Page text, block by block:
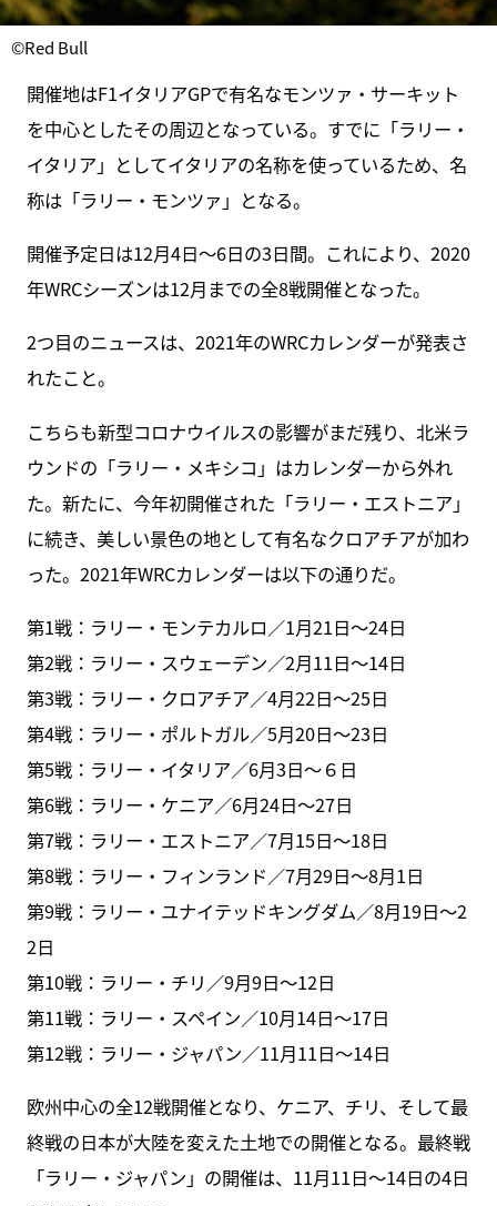
©Red Bull
開催地はF1イタリアGPで有名なモンツァ・サーキット
を中心としたその周辺となっている。すでに「ラリー・
イタリア」としてイタリアの名称を使っているため、名
称は「ラリー・モンツァ」となる。
開催予定日は12月4日～6日の3日間。これにより、2020
年WRCシーズンは12月までの全8戦開催となった。
2つ目のニュースは、2021年のWRCカレンダーが発表さ
れたこと。
こちらも新型コロナウイルスの影響がまだ残り、北米ラ
ウンドの「ラリー・メキシコ」はカレンダーから外れ
た。新たに、今年初開催された「ラリー・エストニア」
に続き、美しい景色の地として有名なクロアチアが加わ
った。2021年WRCカレンダーは以下の通りだ。
第1戦：ラリー・モンテカルロ／1月21日～24日
第2戦：ラリー・スウェーデン／2月11日～14日
第3戦：ラリー・クロアチア／4月22日～25日
第4戦：ラリー・ポルトガル／5月20日～23日
第5戦：ラリー・イタリア／6月3日～６日
第6戦：ラリー・ケニア／6月24日～27日
第7戦：ラリー・エストニア／7月15日～18日
第8戦：ラリー・フィンランド／7月29日～8月1日
第9戦：ラリー・ユナイテッドキングダム／8月19日～2
2日
第10戦：ラリー・チリ／9月9日～12日
第11戦：ラリー・スペイン／10月14日～17日
第12戦：ラリー・ジャパン／11月11日～14日
欧州中心の全12戦開催となり、ケニア、チリ、そして最
終戦の日本が大陸を変えた土地での開催となる。最終戦
「ラリー・ジャパン」の開催は、11月11日～14日の4日